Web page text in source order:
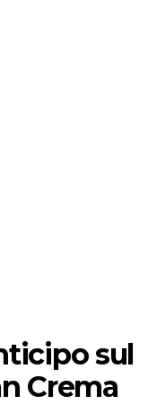
sul
Crema